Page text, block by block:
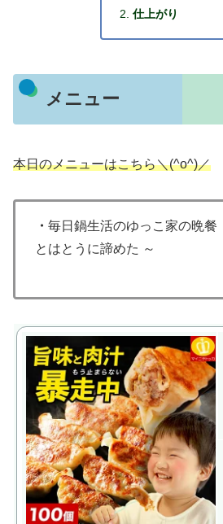
仕上がり
メニュー
本日のメニューはこちら＼(^o^)／
・ 毎日鍋生活のゆっこ家の晩
とはとうに諦めた ～